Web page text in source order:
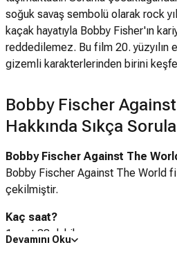
soğuk savaş sembolü olarak rock
kaçak hayatıyla Bobby Fisher'ın
reddedilemez. Bu film 20. yüzyılın
gizemli karakterlerinden birini
Bobby Fischer
Hakkında Sıkça
Bobby Fischer Against The
Bobby Fischer Against The World
çekilmiştir.
Kaç saat?
1 saat 33 dakika
Devamını Oku